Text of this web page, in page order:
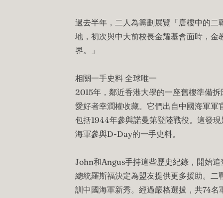
過去半年，二人為籌劃展覽「唐樓中的
地，初次與中大前校長金耀基會面時，
界。」
相關一手史料 全球唯一
2015年，鄰近香港大學的一座舊樓準備
愛好者幸潤權收藏。它們出自中國海軍
包括1944年參與諾曼第登陸戰役。這發
海軍參與D-Day的一手史料。
John和Angus手持這些歷史紀錄，開始
總統羅斯福決定為盟友提供更多援助。
訓中國海軍新秀。經過嚴格選拔，共74